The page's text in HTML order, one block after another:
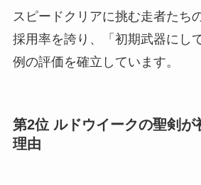
スピードクリアに挑む走者たち
採用率を誇り、「初期武器にし
例の評価を確立しています。
第2位 ルドウイークの聖剣が
理由